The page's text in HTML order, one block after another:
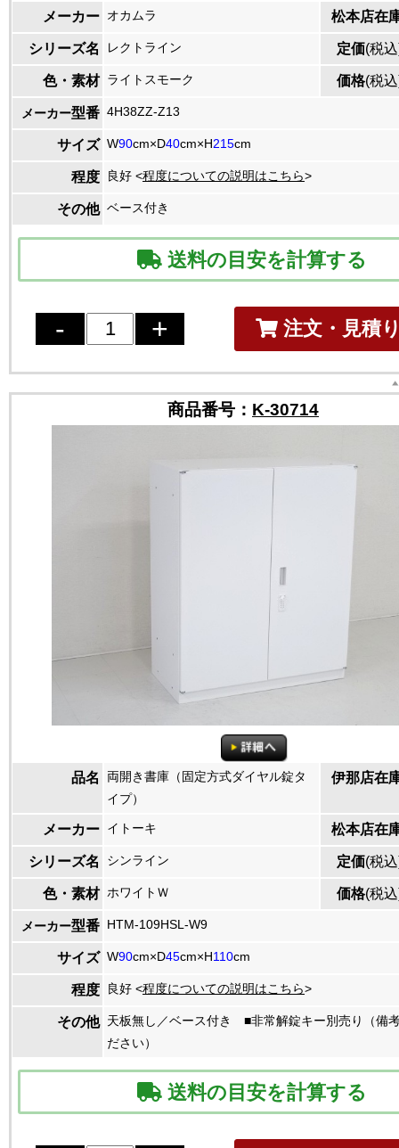
メーカー オカムラ 松本店在
シリーズ名 レクトライン 定価(税
色・素材 ライトスモーク 価格(税
メーカー型番 4H38ZZ-Z13
サイズ W90cm×D40cm×H215cm
程度 良好 <程度についての説明はこちら>
その他 ベース付き
送料の目安を計算する
注文・見積
商品番号： K-30714
品名
両開き書庫（固定方式ダイヤル錠タ
イプ）
伊那店在
メーカー イトーキ 松本店在
シリーズ名 シンライン 定価(税
色・素材 ホワイトＷ 価格(税
メーカー型番 HTM-109HSL-W9
サイズ W90cm×D45cm×H110cm
程度 良好 <程度についての説明はこちら>
その他 天板無し／ベース付き ■非常解錠キー別売り（備
ださい）
送料の目安を計算する